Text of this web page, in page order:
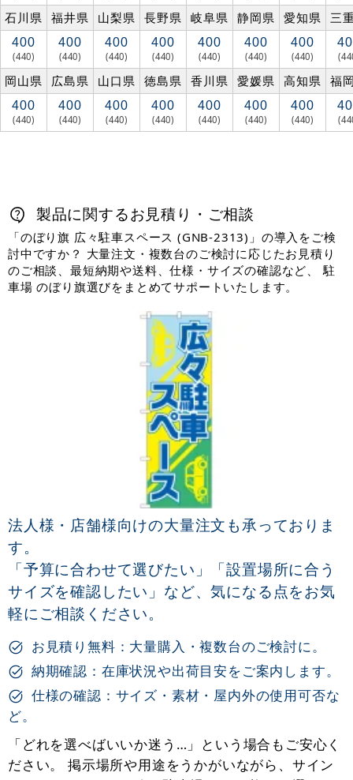
石川県 福井県 山梨県 長野県 岐阜県 静岡県 愛知県 三
400
(440)
400
(440)
400
(440)
400
(440)
400
(440)
400
(440)
400
(440)
岡山県 広島県 山口県 徳島県 香川県 愛媛県 高知県 福
400
(440)
400
(440)
400
(440)
400
(440)
400
(440)
400
(440)
400
(440)
製品に関するお見積り・ご相談
「のぼり旗 広々駐車スペース (GNB-2313)」の導入をご検
討中ですか？ 大量注文・複数台のご検討に応じたお見積り
のご相談、最短納期や送料、仕様・サイズの確認など、 駐
車場 のぼり旗選びをまとめてサポートいたします。
法人様・店舗様向けの大量注文も承っておりま
す。
「予算に合わせて選びたい」「設置場所に合う
サイズを確認したい」など、気になる点をお気
軽にご相談ください。
お見積り無料：大量購入・複数台のご検討に。
納期確認：在庫状況や出荷目安をご案内します。
仕様の確認：サイズ・素材・屋内外の使用可否な
ど。
「どれを選べばいいか迷う…」という場合もご安心く
ださい。 掲示場所や用途をうかがいながら、サイン